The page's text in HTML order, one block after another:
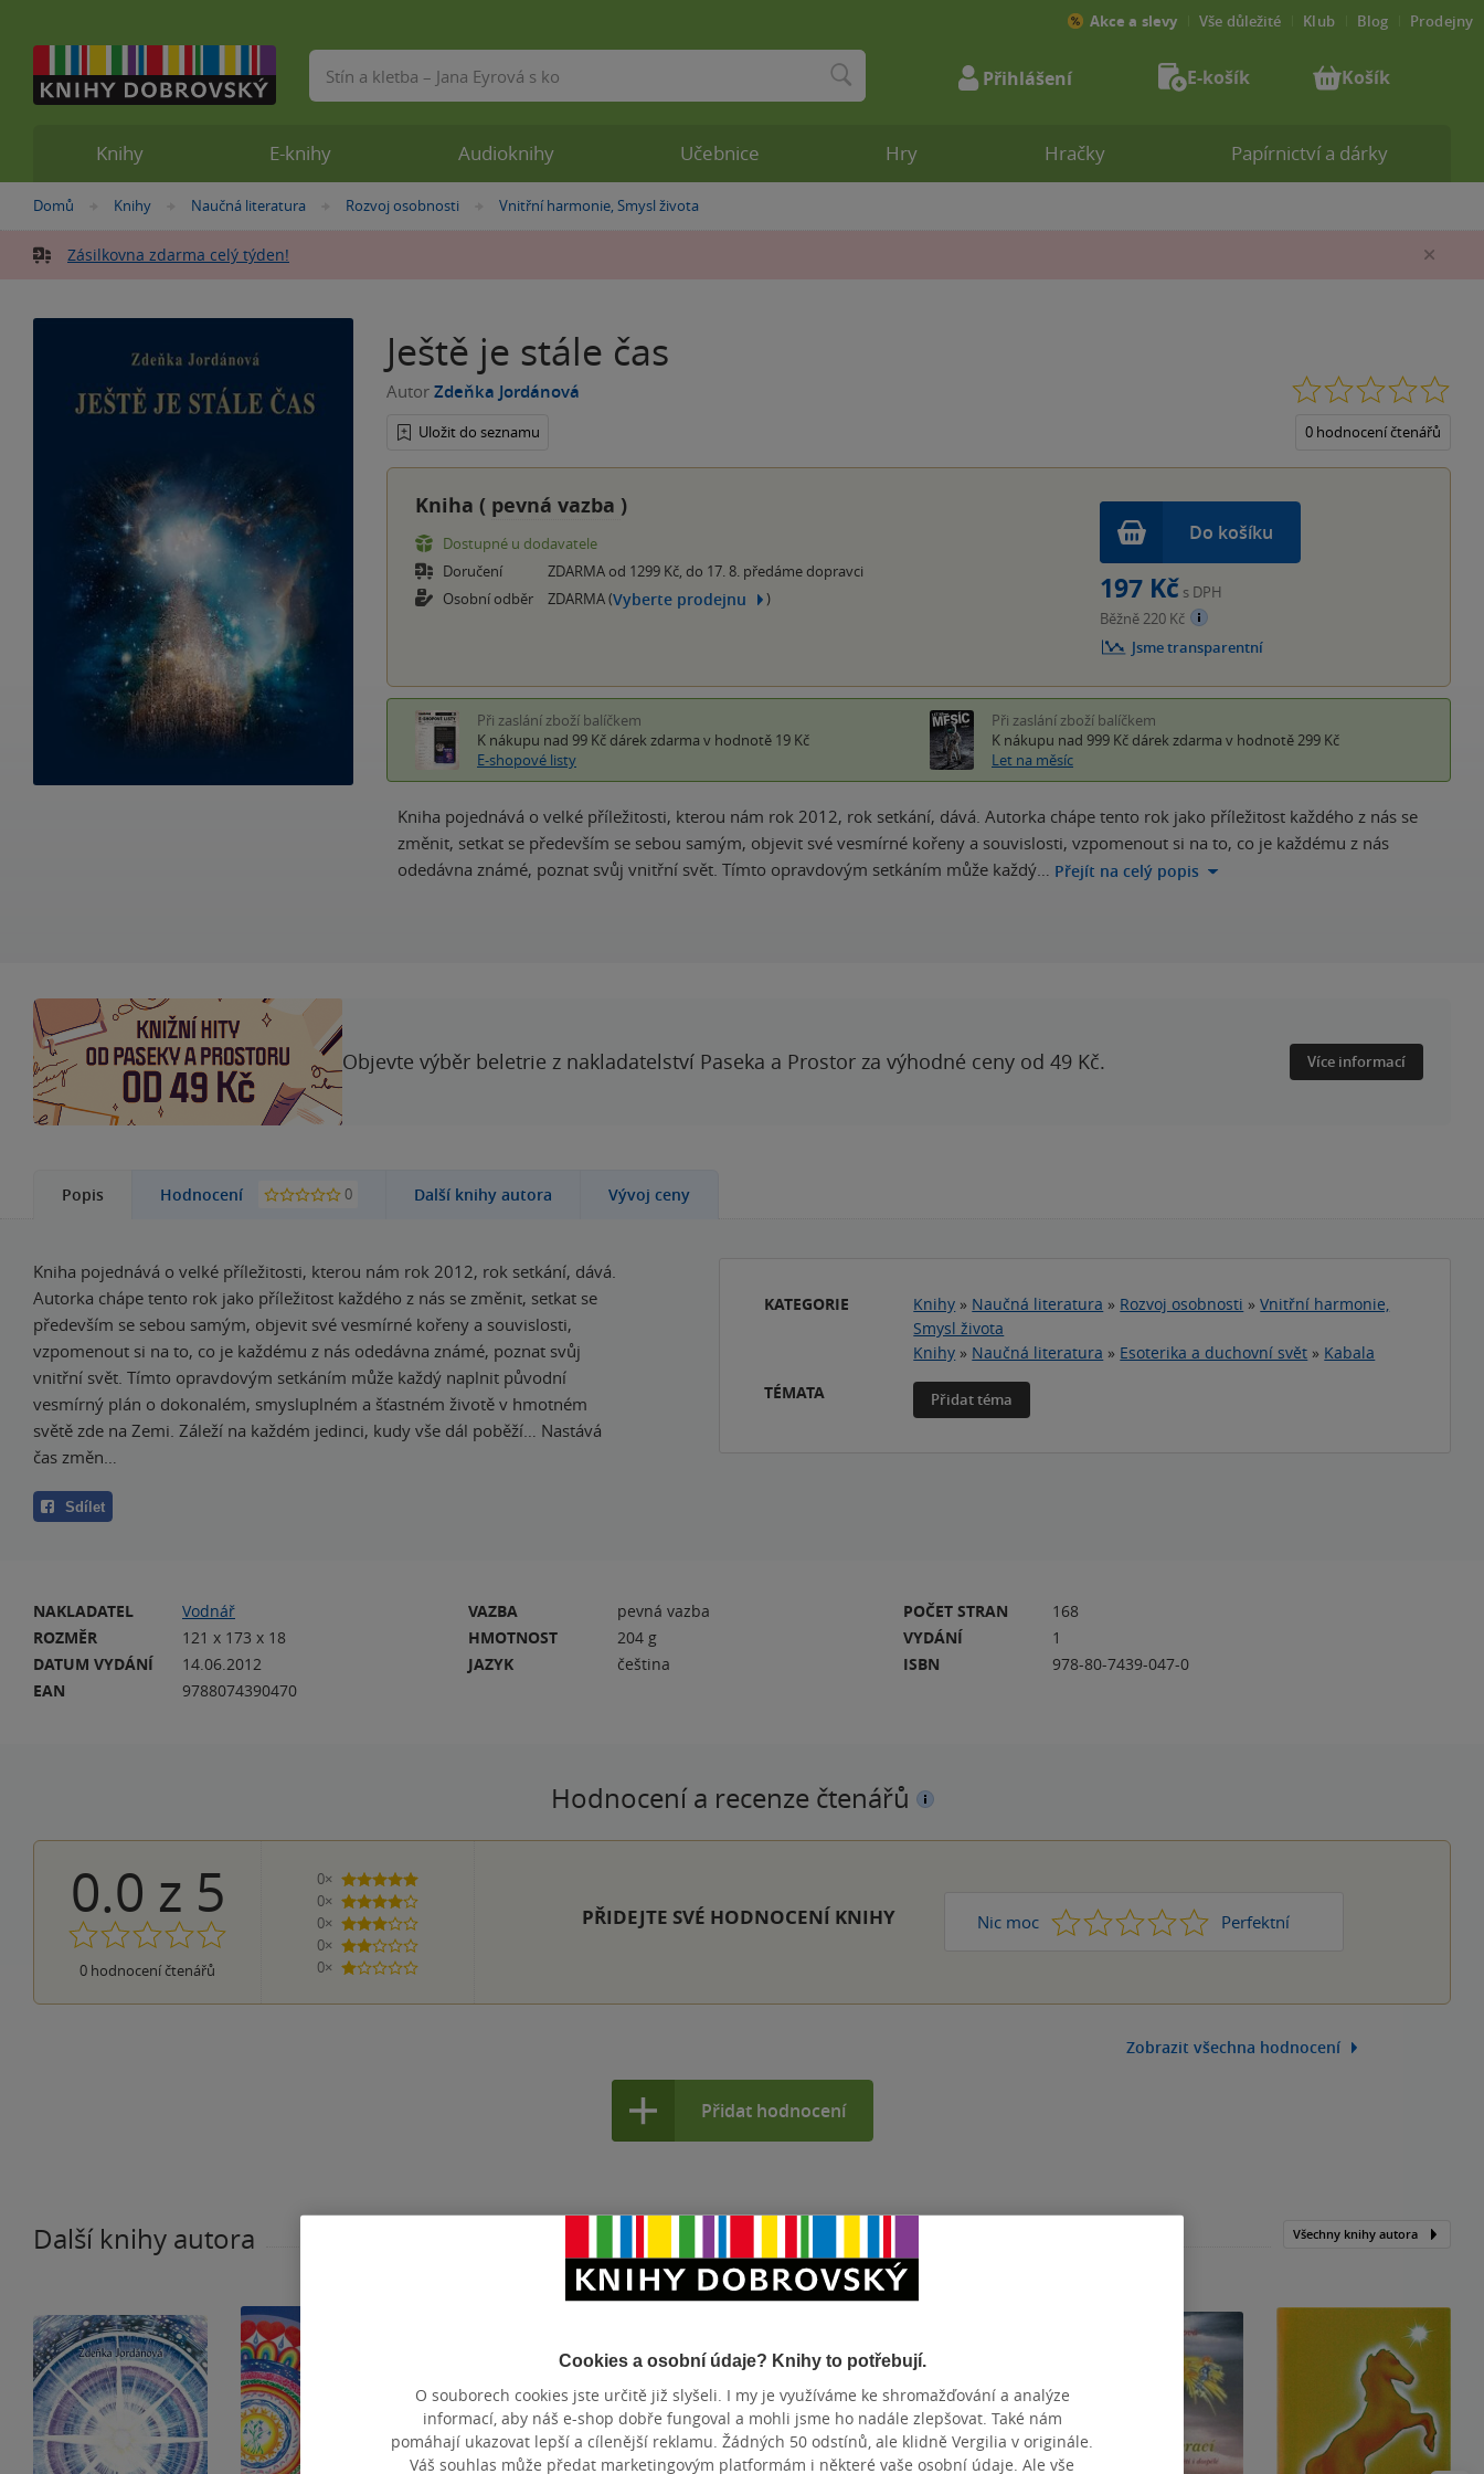
Nacházíte
zde:
Domů »
Knihy »
Naučná literatura »
Rozvoj osobnosti »
Vnitřní harmonie, Smysl života
Zásilkovna zdarma celý týden!
Ještě je stále čas
Autor Zdeňka Jordánová
Uložit do seznamu 0 hodnocení čtenářů
Kniha ( pevná vazba )
Dostupné u dodavatele
Doručení
ZDARMA od 1299 Kč, do 17. 8. předáme dopravci
Osobní odběr
ZDARMA (Vyberte prodejnu )
Do košíku
197 Kč s DPH
Běžně 220 Kč
Jsme transparentní
Při zaslání zboží balíčkem
K nákupu nad 99 Kč dárek zdarma v hodnotě 19 Kč
E-shopové listy
Při zaslání zboží balíčkem
K nákupu nad 999 Kč dárek zdarma v hodnotě 299 Kč
Let na měsíc
Kniha pojednává o velké příležitosti, kterou nám rok 2012, rok setkání, dává. Autorka chápe tento rok jako příležitost každého z nás se
změnit, setkat se především se sebou samým, objevit své vesmírné kořeny a souvislosti, vzpomenout si na to, co je každému z nás
odedávna známé, poznat svůj vnitřní svět. Tímto opravdovým setkáním může každý… Přejít na celý popis
Objevte výběr beletrie z nakladatelství Paseka a Prostor za výhodné ceny od 49 Kč. Více informací
Popis Hodnocení 0 Další knihy autora Vývoj ceny
Kniha pojednává o velké příležitosti, kterou nám rok 2012, rok setkání, dává.
Autorka chápe tento rok jako příležitost každého z nás se změnit, setkat se
především se sebou samým, objevit své vesmírné kořeny a souvislosti,
vzpomenout si na to, co je každému z nás odedávna známé, poznat svůj
vnitřní svět. Tímto opravdovým setkáním může každý naplnit původní
vesmírný plán o dokonalém, smysluplném a šťastném životě v hmotném
světě zde na Zemi. Záleží na každém jedinci, kudy vše dál poběží… Nastává
čas změn…
Sdílet
KATEGORIE Knihy » Naučná literatura » Rozvoj osobnosti »Vnitřní harmonie,
Smysl života
Knihy » Naučná literatura » Esoterika a duchovní svět » Kabala
TÉMATA
Přidat téma
NAKLADATEL
Vodnář
ROZMĚR
121 x 173 x 18
DATUM VYDÁNÍ
14.06.2012
EAN
9788074390470
VAZBA
pevná vazba
HMOTNOST
204 g
JAZYK
čeština
POČET STRAN
168
VYDÁNÍ
1
ISBN
978-80-7439-047-0
Hodnocení a recenze čtenářů
0.0 z 5
0 hodnocení čtenářů
0×
5 hvězdiček
0×
4 hvězdičky
0×
3 hvězdičky
0×
2 hvězdičky
0×
1 hvezdička
PŘIDEJTE SVÉ HODNOCENÍ KNIHY Nic moc 1 2 3 4 Perfektní
5
Zobrazit všechna hodnocení
Přidat hodnocení
Další knihy autora Všechny knihy autora
Knihy E-knihy Audioknihy Učebnice Hry Hračky Papírnictví a dárky
Akce a slevy Vše důležité Klub Blog Prodejny
Vyhledávání Přihlášení E-košík Košík
Cookies a osobní údaje? Knihy to potřebují.
O souborech cookies jste určitě již slyšeli. I my je využíváme ke shromažďování a analýze
informací, aby náš e-shop dobře fungoval a mohli jsme ho nadále zlepšovat. Také nám
pomáhají ukazovat lepší a cílenější reklamu. Žádných 50 odstínů, ale klidně Vergilia v originále.
Váš souhlas může předat marketingovým platformám i některé vaše osobní údaje. Ale vše